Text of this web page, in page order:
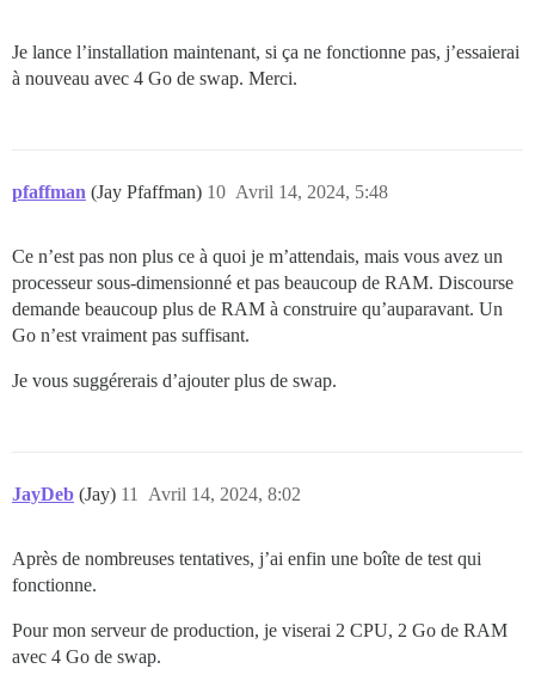
Je lance l’installation maintenant, si ça ne fonctionne pas, j’essaierai
à nouveau avec 4 Go de swap. Merci.
pfaffman (Jay Pfaffman) Avril 14, 2024, 5:48
10
Ce n’est pas non plus ce à quoi je m’attendais, mais vous avez un
processeur sous-dimensionné et pas beaucoup de RAM. Discourse
demande beaucoup plus de RAM à construire qu’auparavant. Un
Go n’est vraiment pas suffisant.
Je vous suggérerais d’ajouter plus de swap.
JayDeb (Jay) Avril 14, 2024, 8:02
11
Après de nombreuses tentatives, j’ai enfin une boîte de test qui
fonctionne.
Pour mon serveur de production, je viserai 2 CPU, 2 Go de RAM
avec 4 Go de swap.